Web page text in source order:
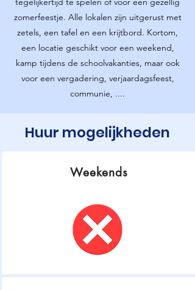
zomerfeestje. Alle lokalen zijn uitgerust met
zetels, een tafel en een krijtbord. Kortom,
een locatie geschikt voor een weekend,
kamp tijdens de schoolvakanties, maar ook
voor een vergadering, verjaardagsfeest,
communie, ....
Huur mogelijkheden
Weekends